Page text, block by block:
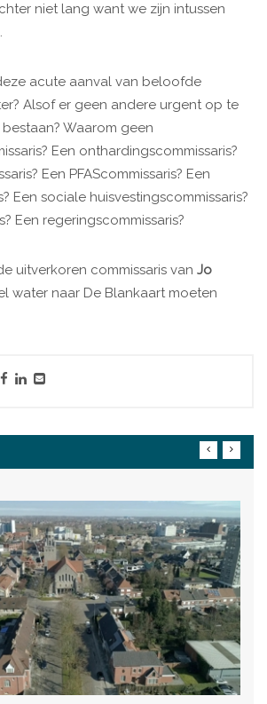
niet lang want we zijn intussen
acute aanval van beloofde
Alsof er geen andere urgent op te
Waarom geen
Een onthardingscommissaris?
Een PFAScommissaris? Een
Een sociale huisvestingscommissaris?
Een regeringscommissaris?
uitverkoren commissaris van Jo
water naar De Blankaart moeten